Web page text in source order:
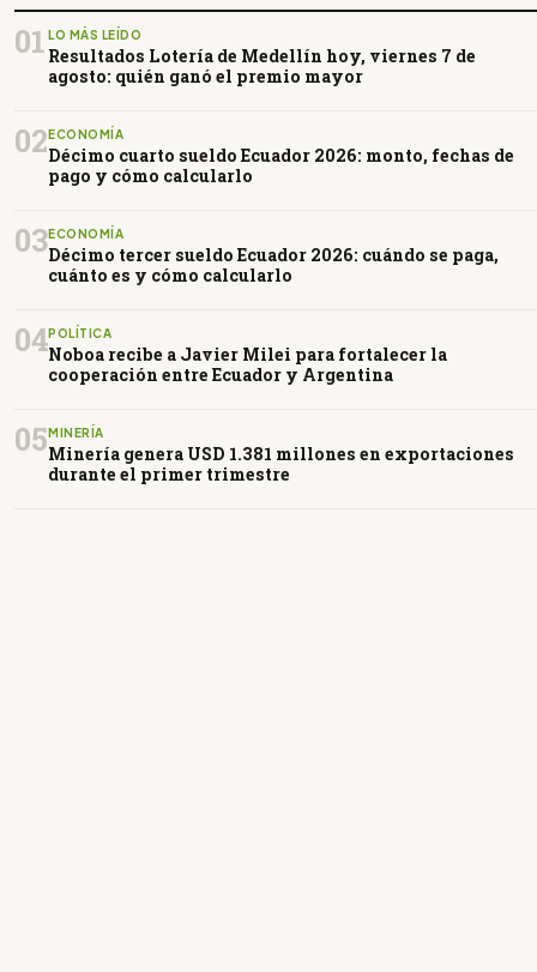
01 LO MÁS LEÍDO
Resultados Lotería de Medellín hoy, viernes 7 de
agosto: quién ganó el premio mayor
02 ECONOMÍA
Décimo cuarto sueldo Ecuador 2026: monto, fechas de
pago y cómo calcularlo
03ECONOMÍA
Décimo tercer sueldo Ecuador 2026: cuándo se paga,
cuánto es y cómo calcularlo
04POLÍTICA
Noboa recibe a Javier Milei para fortalecer la
cooperación entre Ecuador y Argentina
05 MINERÍA
Minería genera USD 1.381 millones en exportaciones
durante el primer trimestre